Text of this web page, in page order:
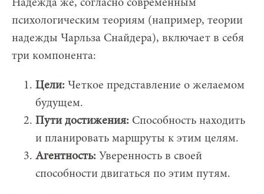
Надежда же, согласно современным
психологическим теориям (например, теории
надежды Чарльза Снайдера), включает в себя
три компонента:
Цели: Четкое представление о желаемом
будущем.
Пути достижения: Способность находить
и планировать маршруты к этим целям.
Агентность: Уверенность в своей
способности двигаться по этим путям.